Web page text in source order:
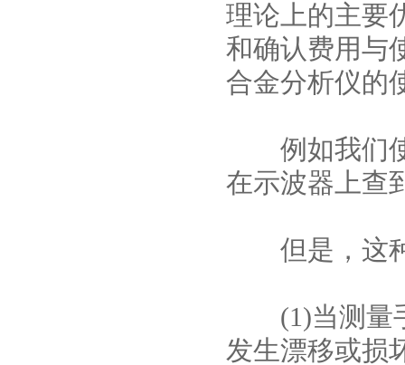
理论上的主要
和确认费用与
合金分析仪的
例如我们使
在示波器上查
但是，这种
(1)当测量手
发生漂移或损